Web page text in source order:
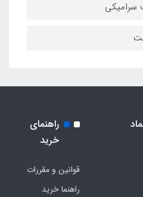
سرامیکی
راهنمای
خرید
قوانین و مقررات
راهنما خرید